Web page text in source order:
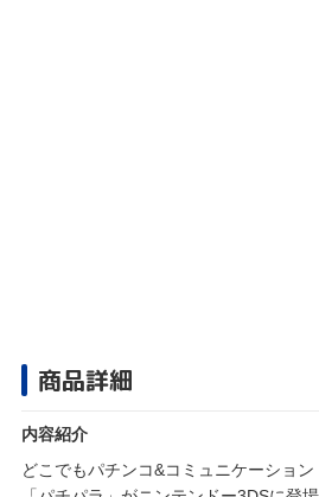
商品詳細
内容紹介
どこでもパチンコ&コミュニケーショ